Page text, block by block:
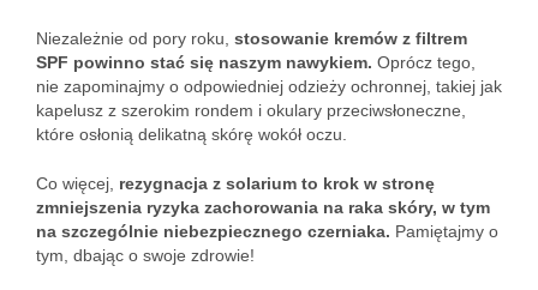
Niezależnie od pory roku, stosowanie kremów z filtrem
SPF powinno stać się naszym nawykiem. Oprócz tego,
nie zapominajmy o odpowiedniej odzieży ochronnej, takiej jak
kapelusz z szerokim rondem i okulary przeciwsłoneczne,
które osłonią delikatną skórę wokół oczu.
Co więcej, rezygnacja z solarium to krok w stronę
zmniejszenia ryzyka zachorowania na raka skóry, w tym
na szczególnie niebezpiecznego czerniaka. Pamiętajmy o
tym, dbając o swoje zdrowie!